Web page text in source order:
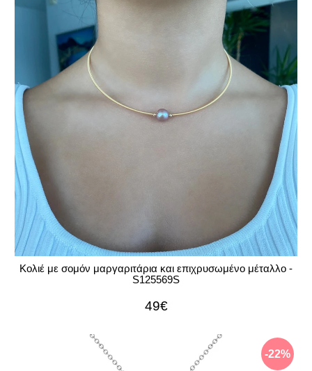
Κολιέ με σομόν μαργαριτάρια και επιχρυσωμένο μέταλλο -
S125569S
49€
-22%